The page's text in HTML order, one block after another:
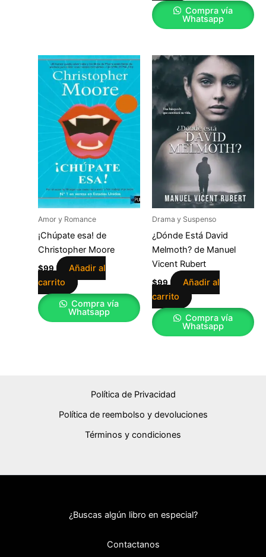
Compra vía
Whatsapp
Amor y Romance
¡Chúpate esa! de
Christopher Moore
$99
Añadir al
carrito
Compra vía
Whatsapp
Drama y Suspenso
¿Dónde Está David
Melmoth? de Manuel
Vicent Rubert
$99
Añadir al
carrito
Compra vía
Whatsapp
Política de Privacidad
Política de reembolso y devoluciones
Términos y condiciones
¿Buscas algún libro en especial?
Contactanos